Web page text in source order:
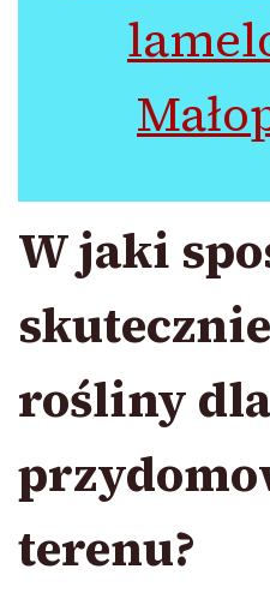
W jaki
rośliny dla
terenu?